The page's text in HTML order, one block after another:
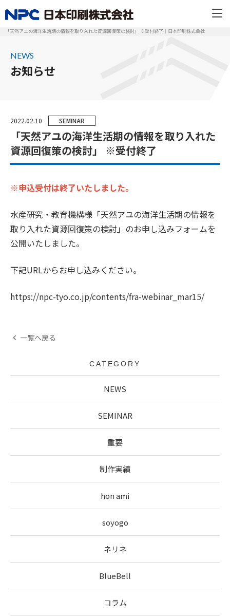
「天然アユの海洋生活期の情報を取り入れた資源回復策の検討」 ※受付終了｜日本印刷株式会社
NEWS
お知らせ
2022.02.10 SEMINAR
「天然アユの海洋生活期の情報を取り入れた
資源回復策の検討」 ※受付終了
※申込受付は終了いたしました。
水産研究・教育機構様「天然アユの海洋生活期の情報を
取り入れた資源回復策の検討」のお申し込みフォームを
公開いたしました。
下記URLからお申し込みください。
https://npc-tyo.co.jp/contents/fra-webinar_mar15/
一覧へ戻る
CATEGORY
NEWS
SEMINAR
重要
制作実績
hon ami
soyogo
ネリネ
BlueBell
コラム